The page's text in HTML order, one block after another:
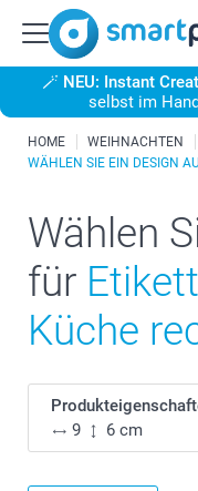
🪄 NEU: Instant
selbst im
HOME WEIHNACHTEN
WÄHLEN SIE EIN DESIGN
Wählen
für
Küche
9
6 cm